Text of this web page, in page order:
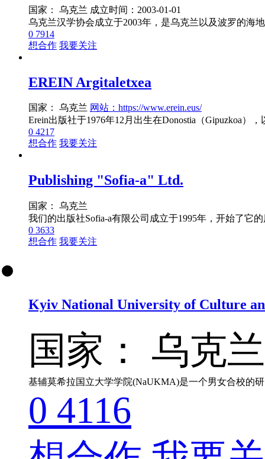
国家： 乌克兰 成立时间：2003-01-01
0 7914
想合作 我要关注
EREIN Argitaletxea
国家： 乌克兰 网站：https://www.erein.eus/
0 4217
想合作 我要关注
Publishing "Sofia-a" Ltd.
国家： 乌克兰
0 3633
想合作 我要关注
Kyiv National University of Culture
国家： 乌克
0 4116